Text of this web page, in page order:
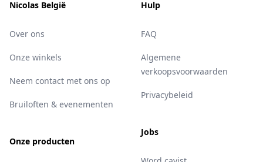
Nicolas België
Over ons
Onze winkels
Neem contact met ons op
Bruiloften & evenementen
Onze producten
Hulp
FAQ
Algemene
verkoopsvoorwaarden
Privacybeleid
Jobs